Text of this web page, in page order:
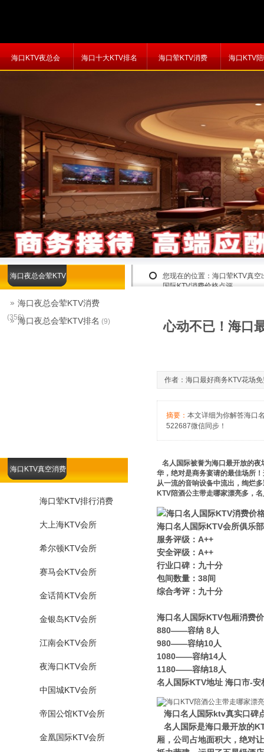
海口KTV夜总会 海口十大KTV排名 海口荤KTV消费 海口KTV
您现在的位置： 海口荤KTV真空
国际KTV消费价格点评
海口KTV真空消费
海口荤KTV排行消费
大上海KTV会所
希尔顿KTV会所
赛马会KTV会所
金话筒KTV会所
金银岛KTV会所
江南会KTV会所
夜海口KTV会所
中国城KTV会所
帝国公馆KTV会所
金凰国际KTV会所
心动不已！海口
作者：海口最好商务KTV花场
摘要： 本文详细为你解答海口
522687微信同步！
名人国际被誉为海口最开放的夜
华，绝对是商务宴请的最佳场所
从一流的音响设备中流出，绚烂
KTV陪酒公主带走哪家漂亮多，
海口名人国际KTV会所俱乐部
服务评级：A++
安全评级：A++
行业口碑：九十分
包间数量：38间
综合考评：九十分
海口名人国际KTV包厢消费
880——容纳 8人
980——容纳10人
1080——容纳14人
1180——容纳18人
名人国际KTV地址 海口市-
海口名人国际ktv真实口碑
名人国际是海口最开放的
厢，公司占地面积大，绝对
海口夜总会荤KTV
海口夜总会荤KTV消费
(356)海口夜总会荤KTV排名 (9)